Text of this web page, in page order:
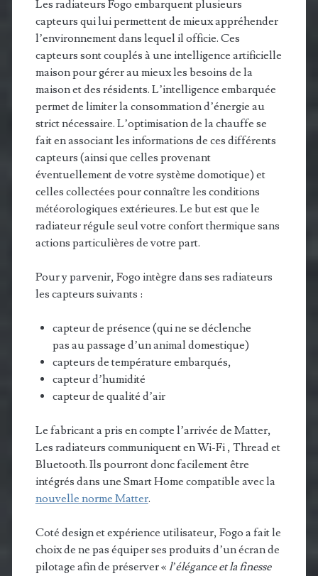
Les radiateurs Fogo embarquent plusieurs
capteurs qui lui permettent de mieux appréhender
l’environnement dans lequel il officie. Ces
capteurs sont couplés à une intelligence artificielle
maison pour gérer au mieux les besoins de la
maison et des résidents. L’intelligence embarquée
permet de limiter la consommation d’énergie au
strict nécessaire. L’optimisation de la chauffe se
fait en associant les informations de ces différents
capteurs (ainsi que celles provenant
éventuellement de votre système domotique) et
celles collectées pour connaître les conditions
météorologiques extérieures. Le but est que le
radiateur régule seul votre confort thermique sans
actions particulières de votre part.
Pour y parvenir, Fogo intègre dans ses radiateurs
les capteurs suivants :
capteur de présence (qui ne se déclenche
pas au passage d’un animal domestique)
capteurs de température embarqués,
capteur d’humidité
capteur de qualité d’air
Le fabricant a pris en compte l’arrivée de Matter,
Les radiateurs communiquent en Wi-Fi , Thread et
Bluetooth. Ils pourront donc facilement être
intégrés dans une Smart Home compatible avec la
nouvelle norme Matter.
Coté design et expérience utilisateur, Fogo a fait le
choix de ne pas équiper ses produits d’un écran de
pilotage afin de préserver « l’élégance et la finesse